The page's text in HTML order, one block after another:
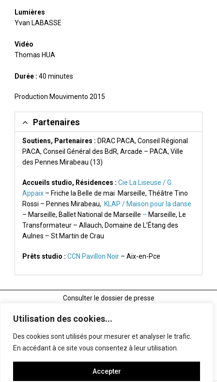
Utilisation des cookies...
Des cookies sont utilisés pour mesurer et analyser le trafic.
En accédant à ce site vous consentez à leur utilisation.
Accepter
Lumières
Yvan LABASSE
Vidéo
Thomas HUA
Durée : 40 minutes
Production Mouvimento 2015
Partenaires
Soutiens, Partenaires : DRAC PACA, Conseil Régional
PACA, Conseil Général des BdR, Arcade – PACA, Ville
des Pennes Mirabeau (13)
Accueils studio, Résidences : Cie La Liseuse / G.
Appaix – Friche la Belle de mai Marseille, Théâtre Tino
Rossi – Pennes Mirabeau, KLAP / Maison pour la danse
– Marseille, Ballet National de Marseille – Marseille, Le
Transformateur – Allauch, Domaine de L’Étang des
Aulnes – St Martin de Crau
Prêts studio : CCN Pavillon Noir – Aix-en-Pce
Consulter le dossier de presse
Consulter le dossier artistique
Consulter la fiche technique